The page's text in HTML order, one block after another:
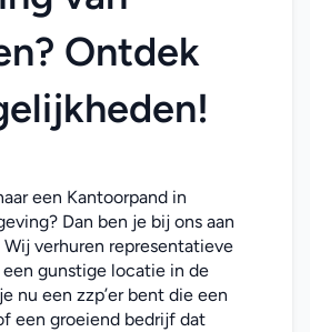
Ontdek
een Kantoorpand in
Dan ben je bij ons aan
verhuren representatieve
een gunstige locatie in de
nu een zzp’er bent die een
een groeiend bedrijf dat